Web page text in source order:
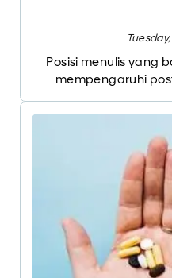
Posisi menulis yang
mempengaruhi